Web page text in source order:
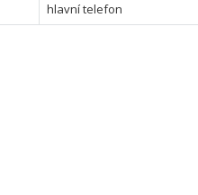
hlavní telefon